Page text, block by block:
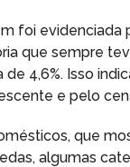
foi evidenciada
que sempre
4,6%. Isso
e pelo
que
algumas